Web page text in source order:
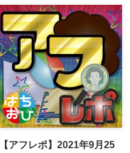
【アフレポ】2021年9月25